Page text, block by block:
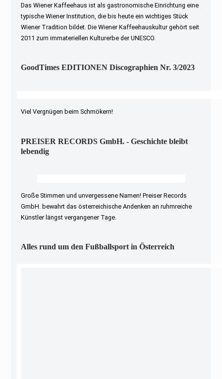
Das Wiener Kaffeehaus ist als gastronomische Einrichtung eine
typische Wiener Institution, die bis heute ein wichtiges Stück
Wiener Tradition bildet. Die Wiener Kaffeehauskultur gehört seit
2011 zum immateriellen Kulturerbe der UNESCO.
GoodTimes EDITIONEN Discographien Nr. 3/2023
Viel Vergnügen beim Schmökern!
PREISER RECORDS GmbH. - Geschichte bleibt
lebendig
Große Stimmen und unvergessene Namen! Preiser Records
GmbH. bewahrt das österreichische Andenken an ruhmreiche
Künstler längst vergangener Tage.
Alles rund um den Fußballsport in Österreich